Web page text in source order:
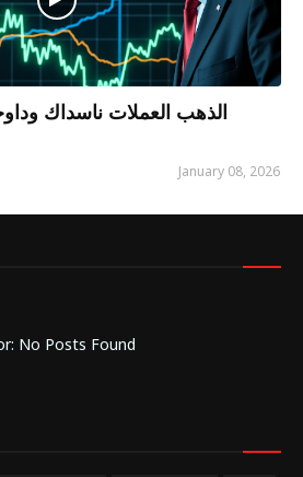
الذهب العملات ناسداك
January 08, 2026
No Posts Found